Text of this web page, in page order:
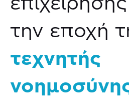
την εποχή
τεχνητής